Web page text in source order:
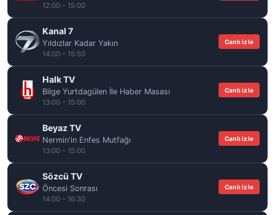
12:00 – 15:00
Kanal 7
Yıldızlar Kadar Yakın
14:00 – 15:50
Canlı izle
Halk TV
Bilge Yurtdagülen İle Haber Masası
13:00 – 15:00
Canlı izle
Beyaz TV
Nermin'in Enfes Mutfağı
13:00 – 15:00
Canlı izle
Sözcü TV
Öncesi Sonrası
14:00 – 16:30
Canlı izle